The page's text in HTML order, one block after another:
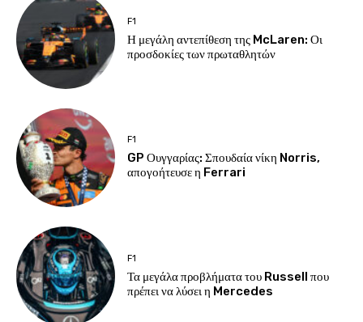
F1
Η μεγάλη αντεπίθεση της McLaren: Οι
προσδοκίες των πρωταθλητών
F1
GP Ουγγαρίας: Σπουδαία νίκη Norris,
απογοήτευσε η Ferrari
F1
Τα μεγάλα προβλήματα του Russell που
πρέπει να λύσει η Mercedes